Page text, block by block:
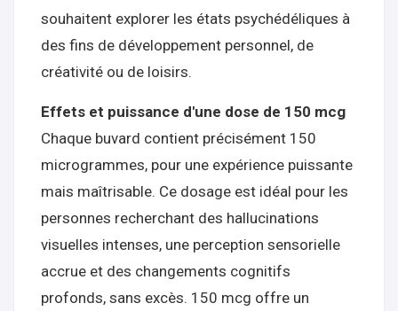
souhaitent explorer les états psychédéliques à
des fins de développement personnel, de
créativité ou de loisirs.
Effets et puissance d'une dose de 150 mcg
Chaque buvard contient précisément 150
microgrammes, pour une expérience puissante
mais maîtrisable. Ce dosage est idéal pour les
personnes recherchant des hallucinations
visuelles intenses, une perception sensorielle
accrue et des changements cognitifs
profonds, sans excès. 150 mcg offre un